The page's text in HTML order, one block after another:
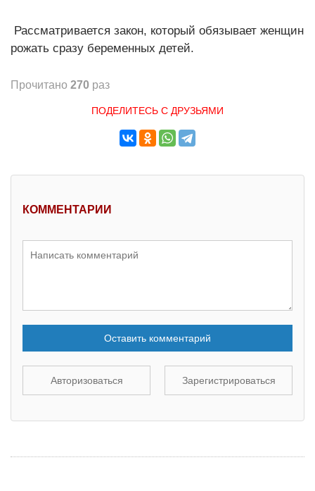
Рассматривается закон, который обязывает женщин
рожать сразу беременных детей.
Прочитано 270 раз
ПОДЕЛИТЕСЬ С ДРУЗЬЯМИ
КОММЕНТАРИИ
Оставить комментарий
Авторизоваться Зарегистрироваться